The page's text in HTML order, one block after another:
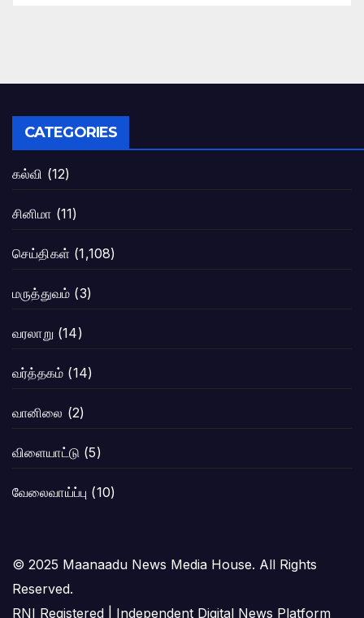
CATEGORIES
கல்வி (12)
சினிமா (11)
செய்திகள் (1,108)
மருத்துவம் (3)
வரலாறு (14)
வர்த்தகம் (14)
வானிலை (2)
விளையாட்டு (5)
வேலைவாய்ப்பு (10)
© 2025 Maanaadu News Media House. All Rights
Reserved.
RNI Registered | Independent Digital News Platform